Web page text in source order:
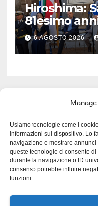
Usiamo tecnologie come i
informazioni sul dispositivo. Lo
navigazione e mostrare
queste tecnologie ci consente
durante la navigazione o ID
consenso potrebbe influire
funzioni.
Hiroshima:
81esimo
monito per
6 AGOSTO 2026